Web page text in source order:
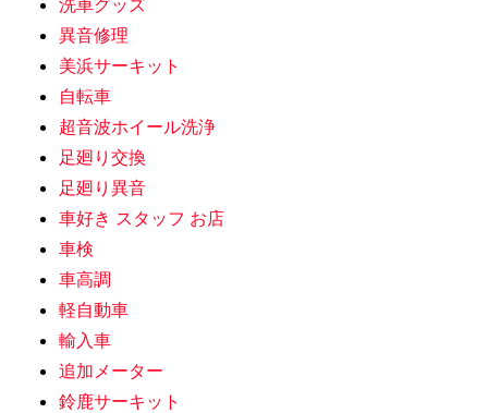
異音修理
美浜サーキット
自転車
超音波ホイール洗浄
足廻り交換
足廻り異音
車好き スタッフ お店
車検
車高調
軽自動車
輸入車
追加メーター
鈴鹿サーキット